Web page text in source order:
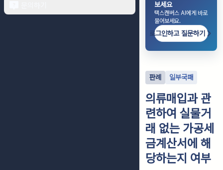
보세요
택스캔버스 AI에게 바로
물어보세요.
로그인하고 질문하기
판례 일부국패
의류매입과 관
련하여 실물거
래 없는 가공세
금계산서에 해
당하는지 여부